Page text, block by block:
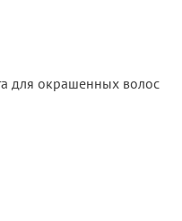
для окрашенных волос